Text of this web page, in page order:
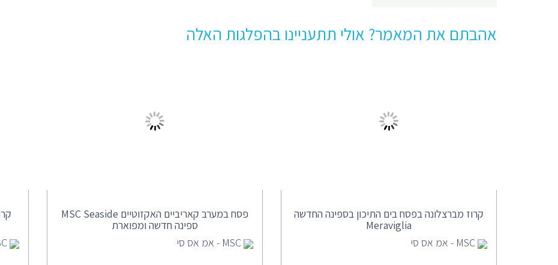
אהבתם את המאמר? אולי תתעניינו בהפלגות האלה
קרוז מברצלונה בפסח בים התיכון בספינה החדשה
Meraviglia
פסח במערב קאריביים האקזוטיים MSC Seaside
ספינה חדשה ומפוארת